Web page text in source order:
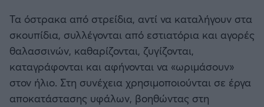
Ατλέτικο Μαδρίτης
Μάντσεστερ Γιουνάιτεντ
Μάντσεστερ Σίτι
Τα όστρακα από στρείδια, αντί να καταλήγουν στα
σκουπίδια, συλλέγονται από εστιατόρια και αγορές
θαλασσινών, καθαρίζονται, ζυγίζονται,
καταγράφονται και αφήνονται να «ωριμάσουν»
στον ήλιο. Στη συνέχεια χρησιμοποιούνται σε έργα
αποκατάστασης υφάλων, βοηθώντας στη